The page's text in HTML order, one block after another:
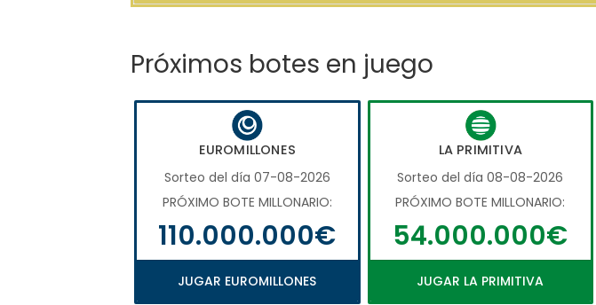
Próximos botes en juego
EUROMILLONES
Sorteo del día 07-08-2026
PRÓXIMO BOTE MILLONARIO:
110.000.000€
JUGAR EUROMILLONES
LA PRIMITIVA
Sorteo del día 08-08-2026
PRÓXIMO BOTE MILLONARIO:
54.000.000€
JUGAR LA PRIMITIVA